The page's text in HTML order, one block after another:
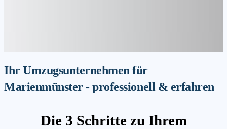
Ihr Umzugsunternehmen für
Marienmünster - professionell & erfahren
Die 3 Schritte zu Ihrem